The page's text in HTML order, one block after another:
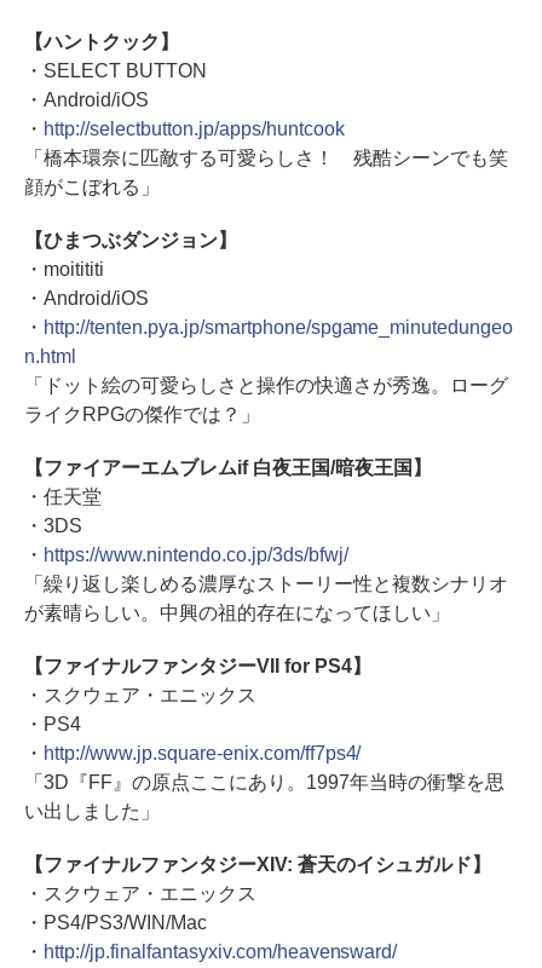
【ハントクック】
・SELECT BUTTON
・Android/iOS
・ http://selectbutton.jp/apps/huntcook
「橋本環奈に匹敵する可愛らしさ！ 残酷シーンでも笑
顔がこぼれる」
【ひまつぶダンジョン】
・moitititi
・Android/iOS
・ http://tenten.pya.jp/smartphone/spgame_minutedungeo
n.html
「ドット絵の可愛らしさと操作の快適さが秀逸。ローグ
ライクRPGの傑作では？」
【ファイアーエムブレムif 白夜王国/暗夜王国】
・任天堂
・3DS
・ https://www.nintendo.co.jp/3ds/bfwj/
「繰り返し楽しめる濃厚なストーリー性と複数シナリオ
が素晴らしい。中興の祖的存在になってほしい」
【ファイナルファンタジーVII for PS4】
・スクウェア・エニックス
・PS4
・ http://www.jp.square-enix.com/ff7ps4/
「3D『FF』の原点ここにあり。1997年当時の衝撃を思
い出しました」
【ファイナルファンタジーXIV: 蒼天のイシュガルド】
・スクウェア・エニックス
・PS4/PS3/WIN/Mac
・ http://jp.finalfantasyxiv.com/heavensward/